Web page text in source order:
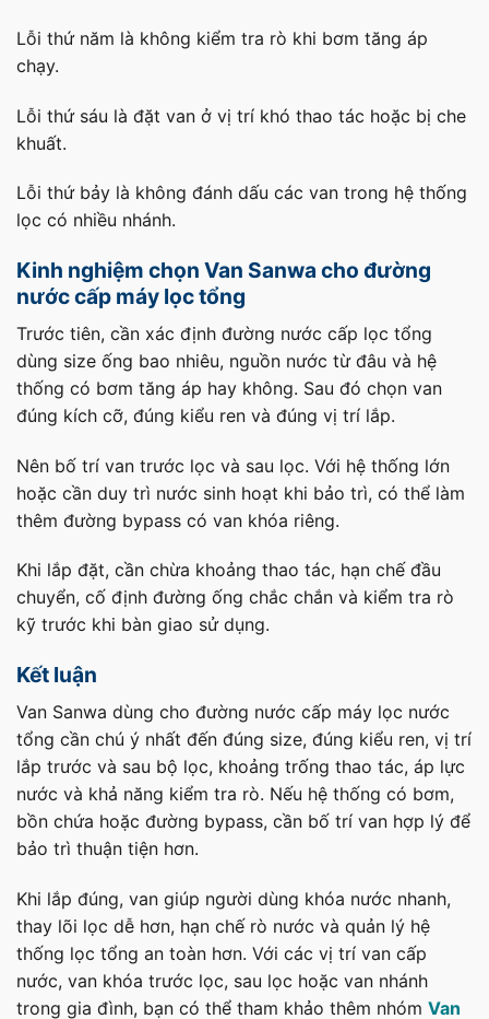
Lỗi thứ năm là không kiểm tra rò khi bơm tăng áp
chạy.
Lỗi thứ sáu là đặt van ở vị trí khó thao tác hoặc bị che
khuất.
Lỗi thứ bảy là không đánh dấu các van trong hệ thống
lọc có nhiều nhánh.
Kinh nghiệm chọn Van Sanwa cho đường
nước cấp máy lọc tổng
Trước tiên, cần xác định đường nước cấp lọc tổng
dùng size ống bao nhiêu, nguồn nước từ đâu và hệ
thống có bơm tăng áp hay không. Sau đó chọn van
đúng kích cỡ, đúng kiểu ren và đúng vị trí lắp.
Nên bố trí van trước lọc và sau lọc. Với hệ thống lớn
hoặc cần duy trì nước sinh hoạt khi bảo trì, có thể làm
thêm đường bypass có van khóa riêng.
Khi lắp đặt, cần chừa khoảng thao tác, hạn chế đầu
chuyển, cố định đường ống chắc chắn và kiểm tra rò
kỹ trước khi bàn giao sử dụng.
Kết luận
Van Sanwa dùng cho đường nước cấp máy lọc nước
tổng cần chú ý nhất đến đúng size, đúng kiểu ren, vị trí
lắp trước và sau bộ lọc, khoảng trống thao tác, áp lực
nước và khả năng kiểm tra rò. Nếu hệ thống có bơm,
bồn chứa hoặc đường bypass, cần bố trí van hợp lý để
bảo trì thuận tiện hơn.
Khi lắp đúng, van giúp người dùng khóa nước nhanh,
thay lõi lọc dễ hơn, hạn chế rò nước và quản lý hệ
thống lọc tổng an toàn hơn. Với các vị trí van cấp
nước, van khóa trước lọc, sau lọc hoặc van nhánh
trong gia đình, bạn có thể tham khảo thêm nhóm Van